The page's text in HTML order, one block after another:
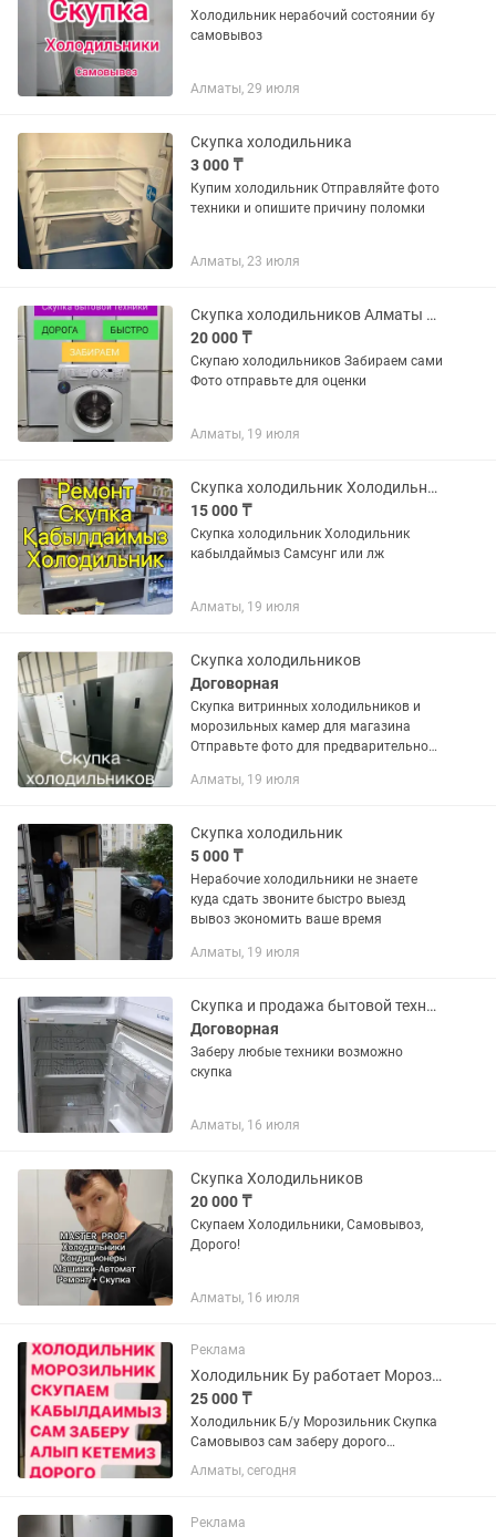
Холодильник нерабочий состоянии бу
самовывоз
Алматы, 29 июля
Скупка холодильника
3 000 ₸
Купим холодильник Отправляйте фото
техники и опишите причину поломки
Алматы, 23 июля
Скупка холодильников Алматы самовывоз
20 000 ₸
Скупаю холодильников Забираем сами
Фото отправьте для оценки
Алматы, 19 июля
Скупка холодильник Холодильник кабылдаймыз Алматы Да
15 000 ₸
Скупка холодильник Холодильник
кабылдаймыз Самсунг или лж
Алматы, 19 июля
Скупка холодильников
Договорная
Скупка витринных холодильников и
морозильных камер для магазина
Отправьте фото для предварительной
Алматы, 19 июля
Скупка холодильник
5 000 ₸
Нерабочие холодильники не знаете
куда сдать звоните быстро выезд
вывоз экономить ваше время
Алматы, 19 июля
Скупка и продажа бытовой техники холодильников
Договорная
Заберу любые техники возможно
скупка
Алматы, 16 июля
Скупка Холодильников
20 000 ₸
Скупаем Холодильники, Самовывоз,
Дорого!
Алматы, 16 июля
Реклама
Холодильник Бу работает Морозильник не работает
25 000 ₸
Холодильник Б/у Морозильник Скупка
Самовывоз сам заберу дорого
C.K.У.П.K.A
Алматы, сегодня
Реклама